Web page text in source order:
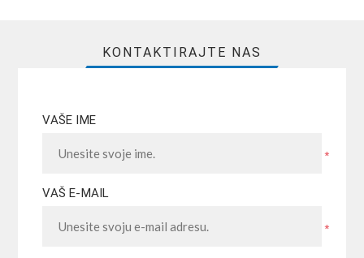
KONTAKTIRAJTE NAS
VAŠE IME
*
VAŠ E-MAIL
*